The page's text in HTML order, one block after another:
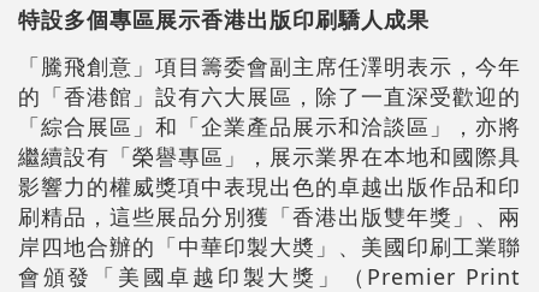
特設多個專區展示香港出版印刷驕人成果
「騰飛創意」項目籌委會副主席任澤明表示，今年
的「香港館」設有六大展區，除了一直深受歡迎的
「綜合展區」和「企業產品展示和洽談區」，亦將
繼續設有「榮譽專區」，展示業界在本地和國際具
影響力的權威獎項中表現出色的卓越出版作品和印
刷精品，這些展品分別獲「香港出版雙年獎」、兩
岸四地合辦的「中華印製大奬」、美國印刷工業聯
會頒發「美國卓越印製大獎」（Premier Print